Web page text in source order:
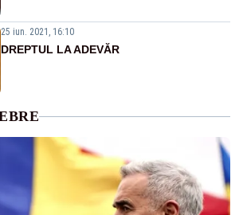
25 iun. 2021, 16:10
DREPTUL LA ADEVĂR